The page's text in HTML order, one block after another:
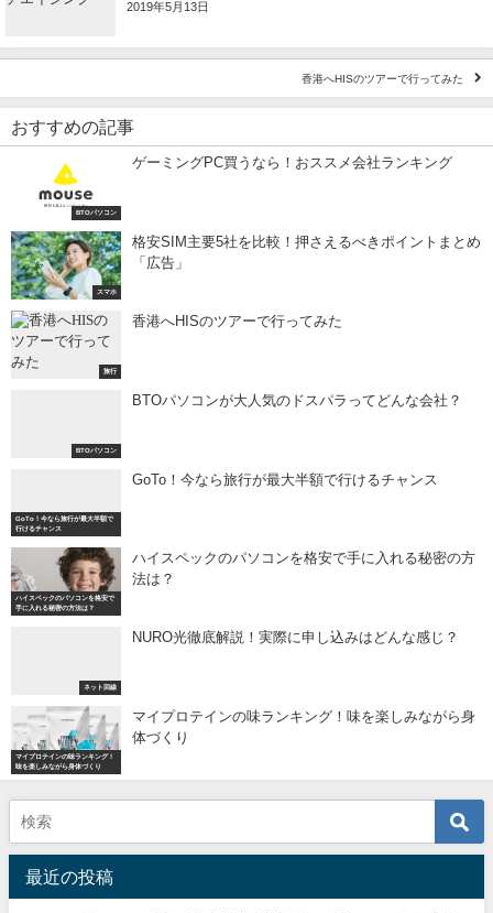
2019年5月13日
香港へHISのツアーで行ってみた
おすすめの記事
BTOパソコン
ゲーミングPC買うなら！おススメ会社ランキング
スマホ
格安SIM主要5社を比較！押さえるべきポイントまとめ
「広告」
旅行
香港へHISのツアーで行ってみた
BTOパソコン
BTOパソコンが大人気のドスパラってどんな会社？
GoTo！今なら旅行が最大半額で
行けるチャンス
GoTo！今なら旅行が最大半額で行けるチャンス
ハイスペックのパソコンを格安で
手に入れる秘密の方法は？
ハイスペックのパソコンを格安で手に入れる秘密の方
法は？
ネット回線
NURO光徹底解説！実際に申し込みはどんな感じ？
マイプロテインの味ランキング！
味を楽しみながら身体づくり
マイプロテインの味ランキング！味を楽しみながら身
体づくり
最近の投稿